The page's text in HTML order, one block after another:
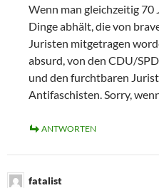
Wenn man gleichzeitig 70
Dinge abhält, die von
Juristen mitgetragen
absurd, von den CDU/
und den furchtbaren
Antifaschisten. Sorry,
ANTWORTEN
fatalist